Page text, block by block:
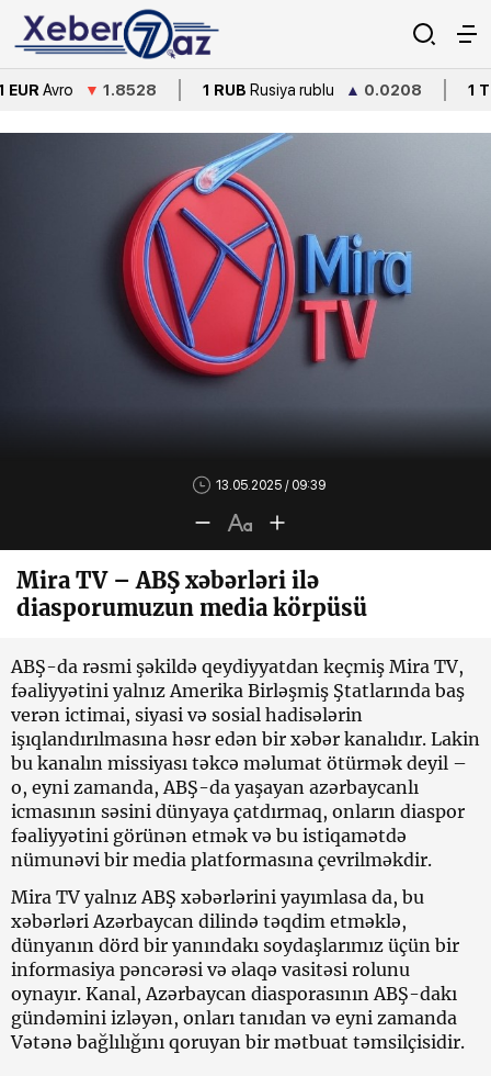
▼1.8528 1 RUB Rusiya rublu ▲0.0208 1 TRY
13.05.2025 / 09:39
Mira TV – ABŞ xəbərləri ilə
diasporumuzun media körpüsü
ABŞ-da rəsmi şəkildə qeydiyyatdan keçmiş Mira TV,
fəaliyyətini yalnız Amerika Birləşmiş Ştatlarında baş
verən ictimai, siyasi və sosial hadisələrin
işıqlandırılmasına həsr edən bir xəbər kanalıdır. Lakin
bu kanalın missiyası təkcə məlumat ötürmək deyil –
o, eyni zamanda, ABŞ-da yaşayan azərbaycanlı
icmasının səsini dünyaya çatdırmaq, onların diaspor
fəaliyyətini görünən etmək və bu istiqamətdə
nümunəvi bir media platformasına çevrilməkdir.
Mira TV yalnız ABŞ xəbərlərini yayımlasa da, bu
xəbərləri Azərbaycan dilində təqdim etməklə,
dünyanın dörd bir yanındakı soydaşlarımız üçün bir
informasiya pəncərəsi və əlaqə vasitəsi rolunu
oynayır. Kanal, Azərbaycan diasporasının ABŞ-dakı
gündəmini izləyən, onları tanıdan və eyni zamanda
Vətənə bağlılığını qoruyan bir mətbuat təmsilçisidir.